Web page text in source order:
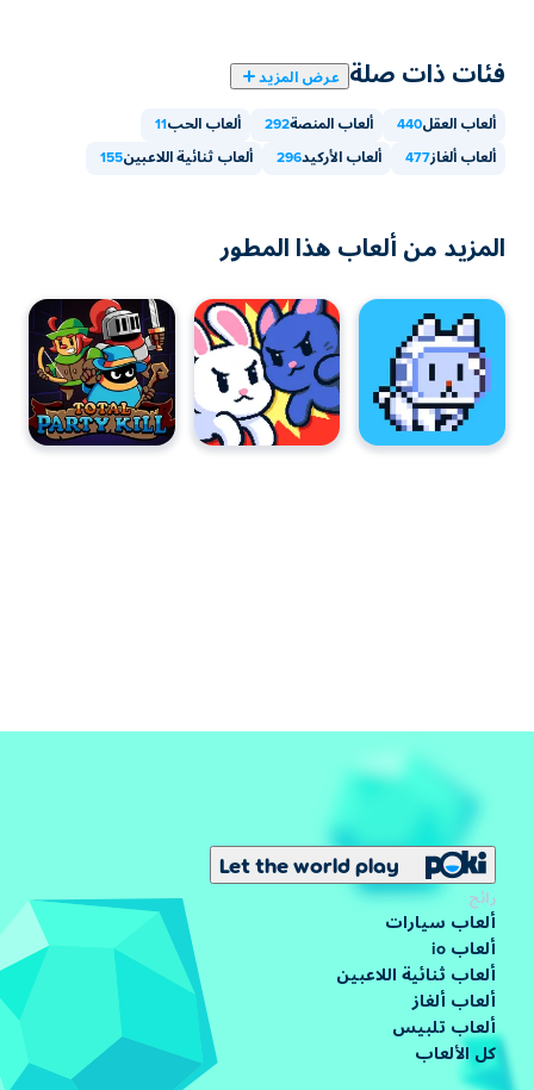
فئات ذات صلة عرض المزيد
ألعاب العقل440 ألعاب المنصة292 ألعاب الحب 11
ألعاب ألغاز477 ألعاب الأركيد296 ألعاب ثنائية اللاعبين155
المزيد من ألعاب هذا المطور
Let the world play
رائج
ألعاب سيارات
ألعاب io
ألعاب ثنائية اللاعبين
ألعاب ألغاز
ألعاب تلبيس
كل الألعاب